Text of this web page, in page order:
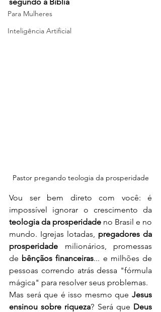
Para Mulheres
Inteligência Artificial
Pastor pregando teologia da prosperidade
Vou ser bem direto com você: é
teologia da prosperidade no Brasil e no
mundo. Igrejas lotadas, pregadores da
prosperidade milionários, promessas
de bênçãos financeiras... e milhões de
pessoas correndo atrás dessa "fórmula
mágica" para resolver seus problemas.
Mas será que é isso mesmo que Jesus
ensinou sobre riqueza? Será que Deus